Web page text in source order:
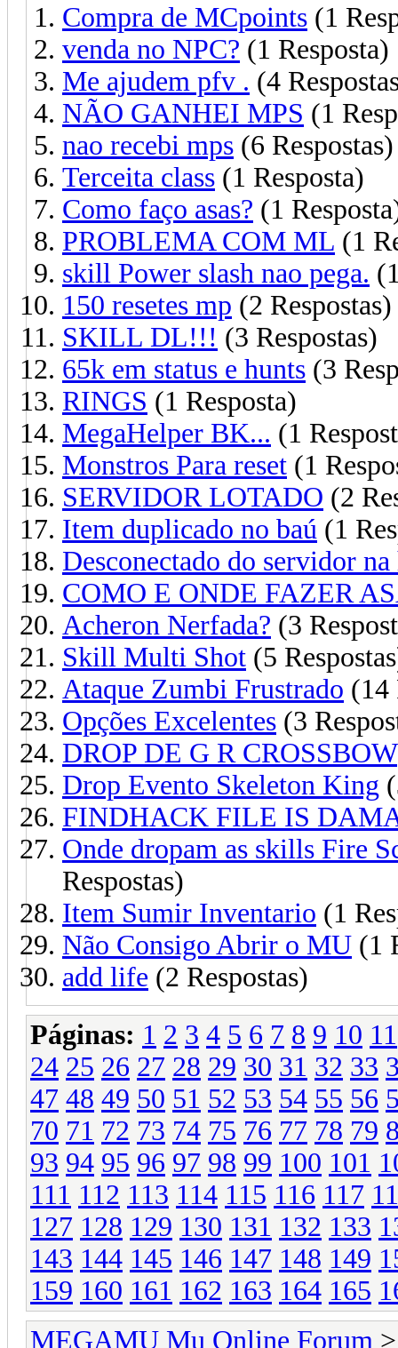
Compra de MCpoints (1
venda no NPC? (1 Resposta)
Me ajudem pfv . (4
NÃO GANHEI MPS (1
nao recebi mps (6 Respostas)
Terceita class (1 Resposta)
Como faço asas? (1
PROBLEMA COM ML (1
skill Power slash nao pega.
150 resetes mp (2 Respostas)
SKILL DL!!! (3 Respostas)
65k em status e hunts (3
RINGS (1 Resposta)
MegaHelper BK... (1
Monstros Para reset (1
SERVIDOR LOTADO (2
Item duplicado no baú (1
Desconectado do servidor
COMO E ONDE FAZER
Acheron Nerfada? (3
Skill Multi Shot (5
Ataque Zumbi Frustrado (14
Opções Excelentes (3
DROP DE G R CROSSBOW
Drop Evento Skeleton King
FINDHACK FILE IS
Onde dropam as skills Fire
Respostas)
Item Sumir Inventario (1
Não Consigo Abrir o MU (1
add life (2 Respostas)
Páginas: 1 2 3 4 5 6 7 8 9 10 11
24 25 26 27 28 29 30 31 32 33
47 48 49 50 51 52 53 54 55 56
70 71 72 73 74 75 76 77 78 79
93 94 95 96 97 98 99 100 101
111 112 113 114 115 116 117
127 128 129 130 131 132 133
143 144 145 146 147 148 149
159 160 161 162 163 164 165
MEGAMU Mu Online Forum